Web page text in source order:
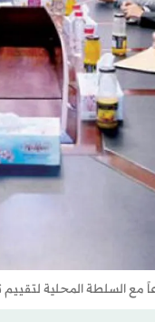
مع السلطة المحلية